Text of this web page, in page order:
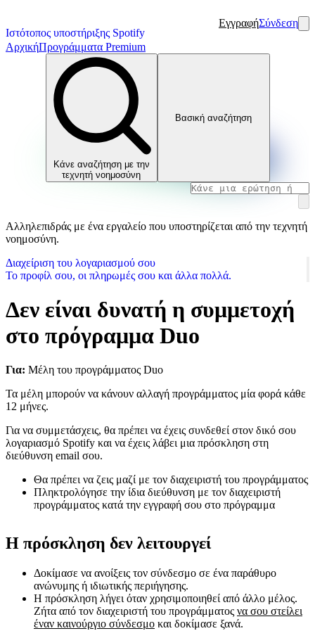
Ιστότοπος υποστήριξης Spotify
ΕγγραφήΣύνδεση
ΑρχικήΠρογράμματα Premium
Κάνε αναζήτηση με την
τεχνητή νοημοσύνη
Βασική αναζήτηση
Αλληλεπιδράς με ένα εργαλείο που υποστηρίζεται από την τεχνητή
νοημοσύνη.
Διαχείριση του λογαριασμού σου
Το προφίλ σου, οι πληρωμές σου και άλλα πολλά.
Δεν είναι δυνατή η συμμετοχή
στο πρόγραμμα Duo
Για: Μέλη του προγράμματος Duo
Τα μέλη μπορούν να κάνουν αλλαγή προγράμματος μία φορά κάθε
12 μήνες.
Για να συμμετάσχεις, θα πρέπει να έχεις συνδεθεί στον δικό σου
λογαριασμό Spotify και να έχεις λάβει μια πρόσκληση στη
διεύθυνση email σου.
Θα πρέπει να ζεις μαζί με τον διαχειριστή του προγράμματος
Πληκτρολόγησε την ίδια διεύθυνση με τον διαχειριστή
προγράμματος κατά την εγγραφή σου στο πρόγραμμα
Η πρόσκληση δεν λειτουργεί
Δοκίμασε να ανοίξεις τον σύνδεσμο σε ένα παράθυρο
ανώνυμης ή ιδιωτικής περιήγησης.
Η πρόσκληση λήγει όταν χρησιμοποιηθεί από άλλο μέλος.
Ζήτα από τον διαχειριστή του προγράμματος να σου στείλει
έναν καινούργιο σύνδεσμο και δοκίμασε ξανά.